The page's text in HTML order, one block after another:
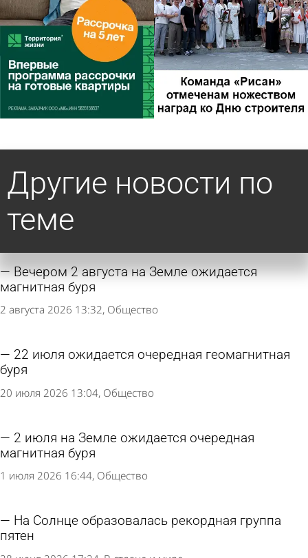
Другие новости по
теме
Вечером 2 августа на Земле ожидается
магнитная буря
2 августа 2026 13:32 Общество
22 июля ожидается очередная геомагнитная
буря
20 июля 2026 13:04 Общество
2 июля на Земле ожидается очередная
магнитная буря
1 июля 2026 16:44 Общество
На Солнце образовалась рекордная группа
пятен